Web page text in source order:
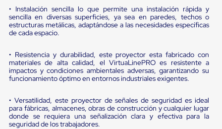
de
andén
Automáticos
Andén
Multi
Transportes
Controles
Muelle/Andén
Controles
de
Muelle/Andén
• Instalación sencilla lo que permite una instalación rápida y
sencilla en diversas superficies, ya sea en paredes, techos o
estructuras metálicas, adaptándose a las necesidades específicas
de cada espacio.
• Resistencia y durabilidad, este proyector esta fabricado con
materiales de alta calidad, el VirtuaLinePRO es resistente a
impactos y condiciones ambientales adversas, garantizando su
funcionamiento óptimo en entornos industriales exigentes.
• Versatilidad, este proyector de señales de seguridad es ideal
para fábricas, almacenes, obras de construcción y cualquier lugar
donde se requiera una señalización clara y efectiva para la
seguridad de los trabajadores.